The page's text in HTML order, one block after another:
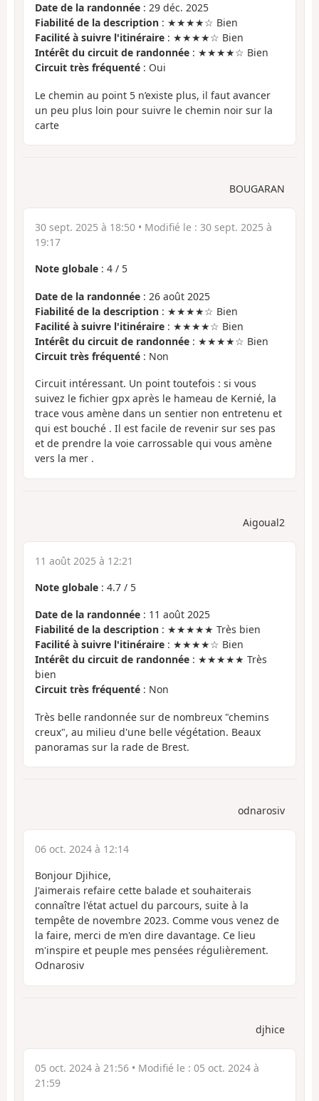
Date de la randonnée : 29 déc. 2025
Fiabilité de la description : ★★★★☆ Bien
Facilité à suivre l'itinéraire : ★★★★☆ Bien
Intérêt du circuit de randonnée : ★★★★☆ Bien
Circuit très fréquenté : Oui
Le chemin au point 5 n’existe plus, il faut avancer
un peu plus loin pour suivre le chemin noir sur la
carte
BOUGARAN
30 sept. 2025 à 18:50 • Modifié le : 30 sept. 2025 à
19:17
Note globale : 4 / 5
Date de la randonnée : 26 août 2025
Fiabilité de la description : ★★★★☆ Bien
Facilité à suivre l'itinéraire : ★★★★☆ Bien
Intérêt du circuit de randonnée : ★★★★☆ Bien
Circuit très fréquenté : Non
Circuit intéressant. Un point toutefois : si vous
suivez le fichier gpx après le hameau de Kernié, la
trace vous amène dans un sentier non entretenu et
qui est bouché . Il est facile de revenir sur ses pas
et de prendre la voie carrossable qui vous amène
vers la mer .
Aigoual2
11 août 2025 à 12:21
Note globale : 4.7 / 5
Date de la randonnée : 11 août 2025
Fiabilité de la description : ★★★★★ Très bien
Facilité à suivre l'itinéraire : ★★★★☆ Bien
Intérêt du circuit de randonnée : ★★★★★ Très
bien
Circuit très fréquenté : Non
Très belle randonnée sur de nombreux "chemins
creux", au milieu d'une belle végétation. Beaux
panoramas sur la rade de Brest.
odnarosiv
06 oct. 2024 à 12:14
Bonjour Djihice,
J'aimerais refaire cette balade et souhaiterais
connaître l'état actuel du parcours, suite à la
tempête de novembre 2023. Comme vous venez de
la faire, merci de m'en dire davantage. Ce lieu
m'inspire et peuple mes pensées régulièrement.
Odnarosiv
djhice
05 oct. 2024 à 21:56 • Modifié le : 05 oct. 2024 à
21:59